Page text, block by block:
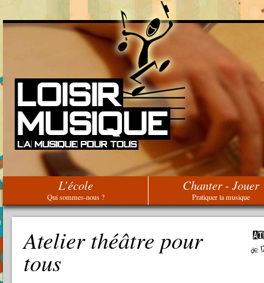
L’école
Qui sommes-nous ?
Chanter - Jouer
Pratiquer la musique
Atelier théâtre pour
tous